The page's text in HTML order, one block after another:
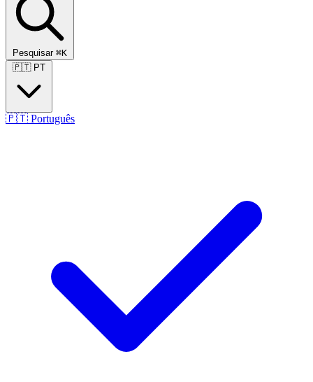
Pesquisar ⌘K
🇵🇹 PT
🇵🇹 Português